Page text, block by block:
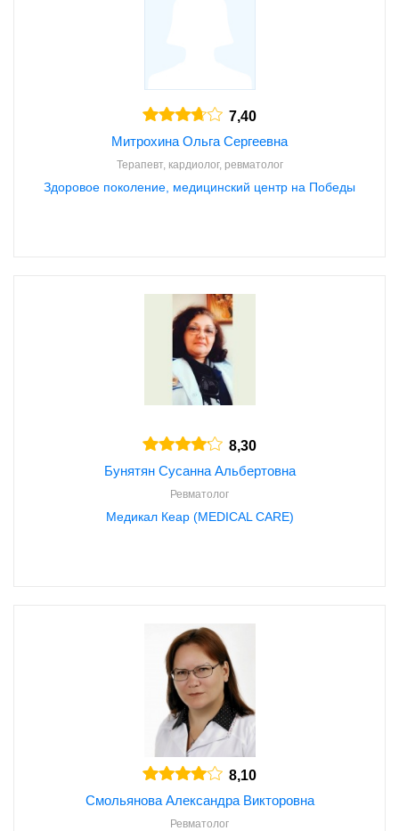
7,40
Митрохина Ольга Сергеевна
Терапевт, кардиолог, ревматолог
Здоровое поколение, медицинский центр на Победы
8,30
Бунятян Сусанна Альбертовна
Ревматолог
Медикал Кеар (MEDICAL CARE)
8,10
Смольянова Александра Викторовна
Ревматолог